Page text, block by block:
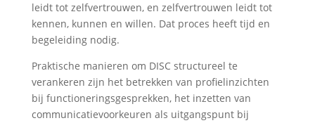
leidt tot zelfvertrouwen, en zelfvertrouwen leidt tot
kennen, kunnen en willen. Dat proces heeft tijd en
begeleiding nodig.
Praktische manieren om DISC structureel te
verankeren zijn het betrekken van profielinzichten
bij functioneringsgesprekken, het inzetten van
communicatievoorkeuren als uitgangspunt bij